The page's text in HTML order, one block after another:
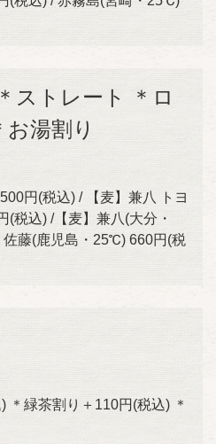
ストレート ＊ロ
お湯割り
円(税込) / 【麦】兼八 トヨ
(税込) /【麦】兼八(大分・
藤(鹿児島・25℃) 660円(税
＊緑茶割り＋110円(税込) ＊